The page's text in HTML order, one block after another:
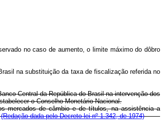
no caso de aumento, o limite máximo do dôbro
na substituição da taxa de fiscalização referida no
Central da República do Brasil na intervenção dos
o Conselho Monetário Nacional.
mercados de câmbio e de títulos, na assistência a
(Redação dada pelo Decreto-lei nº 1.342, de 1974)